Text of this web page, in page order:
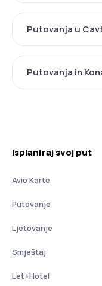
Putovanja u
Putovanja in
Isplaniraj svoj put
Avio Karte
Putovanje
Ljetovanje
Smještaj
Let+Hotel